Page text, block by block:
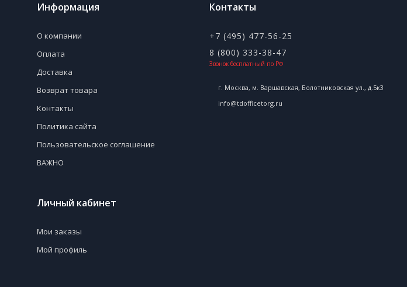
Информация
О компании
Оплата
Доставка
Возврат товара
Контакты
Политика сайта
Пользовательское соглашение
ВАЖНО
Личный кабинет
Мои заказы
Мой профиль
Контакты
+7 (495) 477-56-25
8 (800) 333-38-47
Звонок бесплатный по РФ
г. Москва, м. Варшавская, Болотниковская ул., д.5к3
info@tdofficetorg.ru